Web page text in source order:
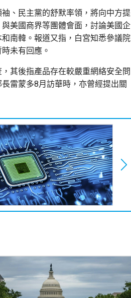
、民主黨的舒默率領，將向中方提
美國商界等團體會面，討論美國企
南韓。報道又指，白宮知悉參議院
未有回應。
其後指產品存在較嚴重網絡安全問
雷蒙多8月訪華時，亦曾經提出關